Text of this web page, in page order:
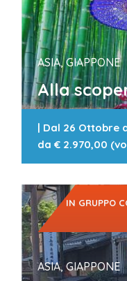
ASIA, GIAPPONE
Alla
| Dal 26 Ottobre
da€ 2.970,00
IN GRUPPO
ASIA, GIAPPONE